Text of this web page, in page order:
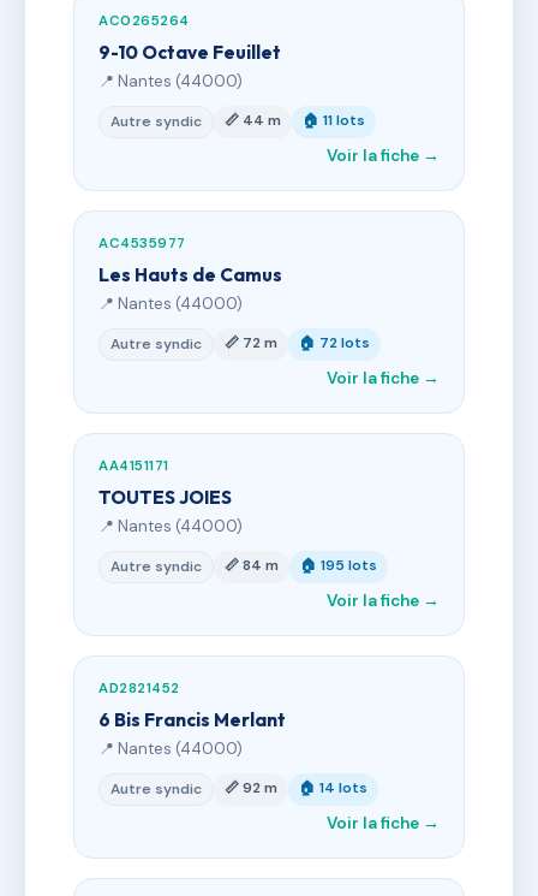
AC0265264
9-10 Octave Feuillet
📍 Nantes (44000)
Autre syndic 📏 44 m 🏠 11 lots
Voir la fiche →
AC4535977
Les Hauts de Camus
📍 Nantes (44000)
Autre syndic 📏 72 m 🏠 72 lots
Voir la fiche →
AA4151171
TOUTES JOIES
📍 Nantes (44000)
Autre syndic 📏 84 m 🏠 195 lots
Voir la fiche →
AD2821452
6 Bis Francis Merlant
📍 Nantes (44000)
Autre syndic 📏 92 m 🏠 14 lots
Voir la fiche →